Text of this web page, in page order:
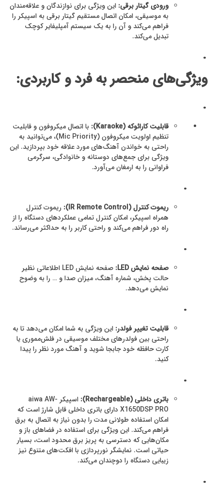
ورودی گیتار برقی: این ویژگی برای نوازندگان و علاقه‌مندان
به موسیقی، امکان اتصال مستقیم گیتار برقی به اسپیکر را
فراهم می‌کند و آن را به یک سیستم آمپلیفایر کوچک
تبدیل می‌کند.
.
ویژگی‌های منحصر به فرد و کاربردی:
.
قابلیت کارائوکه (Karaoke):
با اتصال میکروفون و قابلیت
تنظیم اولویت میکروفون (Mic Priority)، می‌توانید به
راحتی به خواندن آهنگ‌های مورد علاقه خود بپردازید. این
ویژگی برای جمع‌های دوستانه و خانوادگی، سرگرمی
فراوانی را به ارمغان می‌آورد.
.
ریموت کنترل (IR Remote Control):
ریموت کنترل
همراه اسپیکر، امکان کنترل تمامی عملکردهای دستگاه را از
راه دور فراهم می‌کند و راحتی کاربر را به حداکثر می‌رساند.
.
صفحه نمایش LED:
صفحه نمایش LED اطلاعاتی نظیر
حالت پخش، شماره آهنگ، میزان صدا و … را به وضوح
نمایش می‌دهد.
.
قابلیت تغییر فولدر: این ویژگی به شما امکان می‌دهد تا به
راحتی بین فولدرهای مختلف موسیقی در فلش‌مموری یا
کارت حافظه خود جابجا شوید و آهنگ مورد نظر را پیدا
کنید.
.
باتری داخلی (Rechargeable):
اسپیکر aiwa AW-
X1650DSP PRO دارای باتری داخلی قابل شارژ است که
امکان استفاده طولانی مدت را بدون نیاز به اتصال به برق
فراهم می‌کند. این ویژگی برای استفاده در فضاهای باز و
مکان‌هایی که دسترسی به پریز برق محدود است، بسیار
حیاتی است. نمایشگر نورپردازی با افکت‌های متنوع نیز
زیبایی دستگاه را دوچندان می‌کند.
.